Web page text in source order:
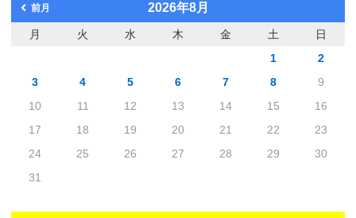
前月 2026年8月
月 火 水 木 金 土
日
1
2
3
4 5 6 7 8
9
10
11 12 13 14 15
16
17
18 19 20 21 22
23
24
25 26 27 28 29
30
31